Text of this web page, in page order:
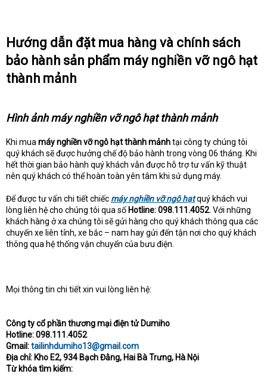
Hướng dẫn đặt mua hàng và chính sách
bảo hành sản phẩm máy nghiền vỡ ngô hạt
thành mảnh
Hình ảnh máy nghiền vỡ ngô hạt thành mảnh
Khi muamáy nghiền vỡ ngô hạt thành mảnhtại công ty chúng tôi
quý khách sẽ được hưởng chế độ bảo hành trong vòng 06 tháng. Khi
hết thời gian bảo hành quý khách vẫn được hỗ trợ tư vấn kỹ thuật
nên quý khách có thể hoàn toàn yên tâm khi sử dụng máy.
Để được tư vấn chi tiết chiếc máy nghiền vỡ ngô hạtquý khách vui
lòng liên hệ cho chúng tôi qua số Hotline: 098.111.4052. Với những
khách hàng ở xa chúng tôi sẽ gửi hàng cho quý khách thông qua các
chuyến xe liên tỉnh, xe bắc – nam hay gửi đến tận nơi cho quý khách
thông qua hệ thống vận chuyển của bưu điện.
Mọi thông tin chi tiết xin vui lòng liên hệ:
Công ty cổ phần thương mại điện tử Dumiho
Hotline: 098.111.4052
Gmail:tailinhdumiho13@gmail.com
Địa chỉ: Kho E2, 934 Bạch Đằng, Hai Bà Trưng, Hà Nội
Từ khóa tìm kiếm: